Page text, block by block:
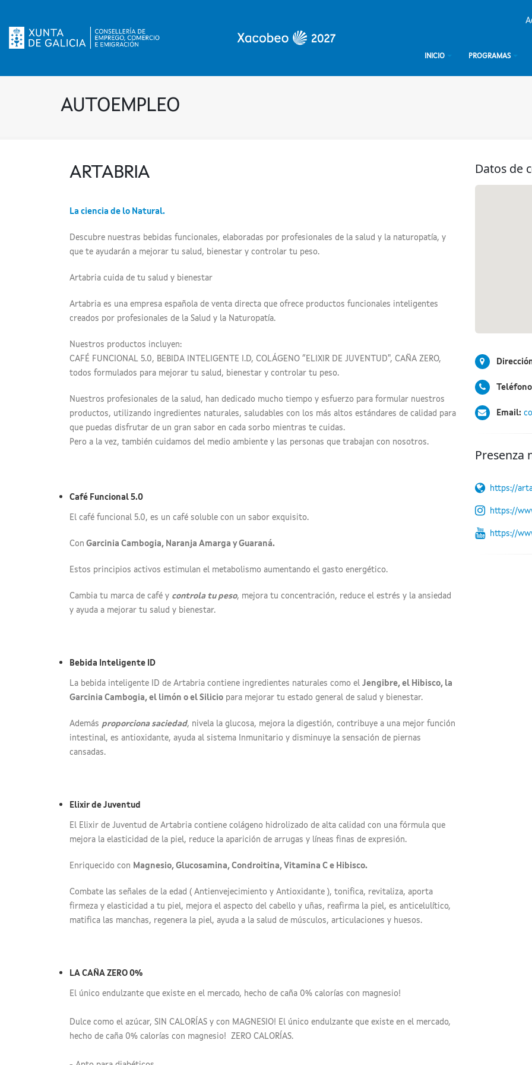
INICIO PROGRAMAS
AUTOEMPLEO
ARTABRIA
La ciencia de lo Natural.
Descubre nuestras bebidas funcionales, elaboradas por profesionales de la salud y la naturopatía, y
que te ayudarán a mejorar tu salud, bienestar y controlar tu peso.
Artabria cuida de tu salud y bienestar
Artabria es una empresa española de venta directa que ofrece productos funcionales inteligentes
creados por profesionales de la Salud y la Naturopatía.
Nuestros productos incluyen:
CAFÉ FUNCIONAL 5.0, BEBIDA INTELIGENTE I.D, COLÁGENO “ELIXIR DE JUVENTUD", CAÑA ZERO,
todos formulados para mejorar tu salud, bienestar y controlar tu peso.
Nuestros profesionales de la salud, han dedicado mucho tiempo y esfuerzo para formular nuestros
productos, utilizando ingredientes naturales, saludables con los más altos estándares de calidad para
que puedas disfrutar de un gran sabor en cada sorbo mientras te cuidas.
Pero a la vez, también cuidamos del medio ambiente y las personas que trabajan con nosotros.
Café Funcional 5.0
El café funcional 5.0, es un café soluble con un sabor exquisito.
Con Garcinia Cambogia, Naranja Amarga y Guaraná.
Estos principios activos estimulan el metabolismo aumentando el gasto energético.
Cambia tu marca de café y controla tu peso, mejora tu concentración, reduce el estrés y la ansiedad
y ayuda a mejorar tu salud y bienestar.
Bebida Inteligente ID
La bebida inteligente ID de Artabria contiene ingredientes naturales como el Jengibre, el Hibisco, la
Garcinia Cambogia, el limón o el Silicio para mejorar tu estado general de salud y bienestar.
Además proporciona saciedad, nivela la glucosa, mejora la digestión, contribuye a una mejor función
intestinal, es antioxidante, ayuda al sistema Inmunitario y disminuye la sensación de piernas
cansadas.
Elixir de Juventud
El Elixir de Juventud de Artabria contiene colágeno hidrolizado de alta calidad con una fórmula que
mejora la elasticidad de la piel, reduce la aparición de arrugas y líneas finas de expresión.
Enriquecido con Magnesio, Glucosamina, Condroitina, Vitamina C e Hibisco.
Combate las señales de la edad ( Antienvejecimiento y Antioxidante ), tonifica, revitaliza, aporta
firmeza y elasticidad a tu piel, mejora el aspecto del cabello y uñas, reafirma la piel, es anticelulítico,
matifica las manchas, regenera la piel, ayuda a la salud de músculos, articulaciones y huesos.
LA CAÑA ZERO 0%
El único endulzante que existe en el mercado, hecho de caña 0% calorías con magnesio!
Dulce como el azúcar, SIN CALORÍAS y con MAGNESIO! El único endulzante que existe en el mercado,
hecho de caña 0% calorías con magnesio! ZERO CALORÍAS.
Datos de
Email:
Presenza
https://
https://
https://